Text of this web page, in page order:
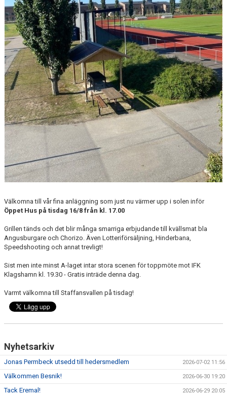
KONTAKT/KANSLI
PARTNERS
OM SUFC
Välkomna till vår fina anläggning som just nu värmer upp i solen inför
Öppet Hus på tisdag 16/8 från kl. 17.00
Grillen tänds och det blir många smarriga erbjudande till kvällsmat bla
Angusburgare och Chorizo. Även Lotteriförsäljning, Hinderbana,
Speedshooting och annat trevligt!
Sist men inte minst A-laget intar stora scenen för toppmöte mot IFK
Klagshamn kl. 19.30 - Gratis inträde denna dag.
Varmt välkomna till Staffansvallen på tisdag!
Nyhetsarkiv
Jonas Permbeck utsedd till hedersmedlem 2026-07-02 11:56
Välkommen Besnik! 2026-06-30 19:20
Tack Eremal! 2026-06-29 20:05